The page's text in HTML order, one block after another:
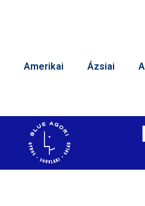
Amerikai Ázsiai